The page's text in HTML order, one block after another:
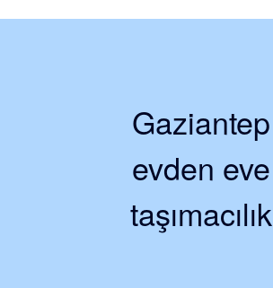
Gaziantep
evden eve
taşımacılık